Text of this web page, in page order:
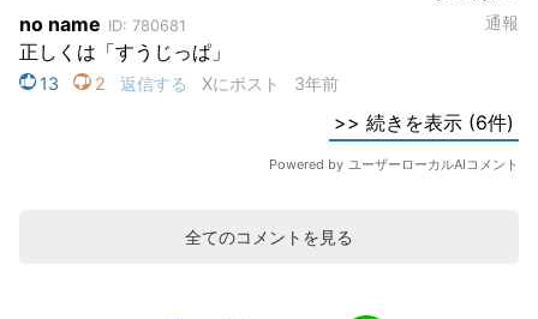
全てのコメントを見る